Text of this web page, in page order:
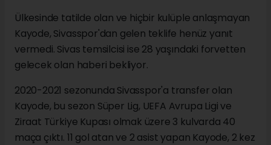
Ülkesinde tatilde olan ve hiçbir kulüple anlaşmayan
Kayode, Sivasspor'dan gelen teklife henüz yanıt
vermedi. Sivas temsilcisi ise 28 yaşındaki forvetten
gelecek olan haberi bekliyor.
2020-2021 sezonunda Sivasspor'a transfer olan
Kayode, bu sezon Süper Lig, UEFA Avrupa Ligi ve
Ziraat Türkiye Kupası olmak üzere 3 kulvarda 40
maça çıktı. 11 gol atan ve 2 asist yapan Kayode, 2 kez